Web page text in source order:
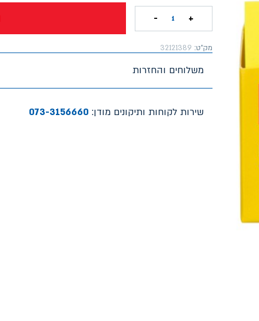
+
1
-
מק"ט: 32121389
משלוחים והחזרות
שירות לקוחות ותיקונים מודן: 073-3156660